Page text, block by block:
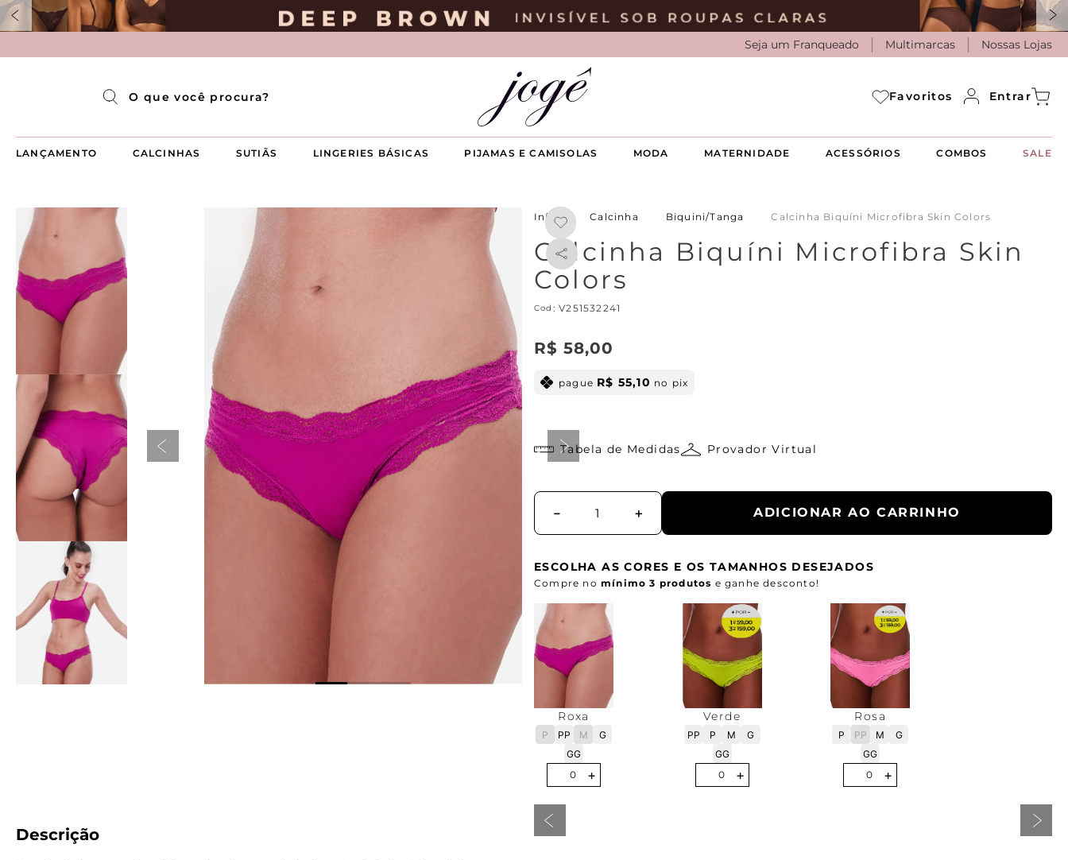
Seja um Franqueado Multimarcas Nossas Lojas
Favoritos Entrar
LANÇAMENTO CALCINHAS SUTIÃS LINGERIES BÁSICAS PIJAMAS E CAMISOLAS MODA MATERNIDADE ACESSÓRIOS COMBOS SALE
Pijama Longo Americado Aberto Luma
Pijama Capri Aberto
Pijama Curto Aberto
Descrição
Calcinha Biquini/Tanga Calcinha Biquíni Microfibra Skin Colors
Calcinha Biquíni Microfibra Skin
Colors
: V251532241
R$ 58,00
pague R$ 55,10 no pix
Provador Virtual
Tabela de Medidas
＋
－ ADICIONAR AO CARRINHO
ESCOLHA AS CORES E OS TAMANHOS DESEJADOS
Compre no mínimo 3 produtos e ganhe desconto!
Roxa
P PP M
G
GG
0 +
Verde
PP P M
G
GG
0 +
Rosa
P PP M
G
GG
0 +